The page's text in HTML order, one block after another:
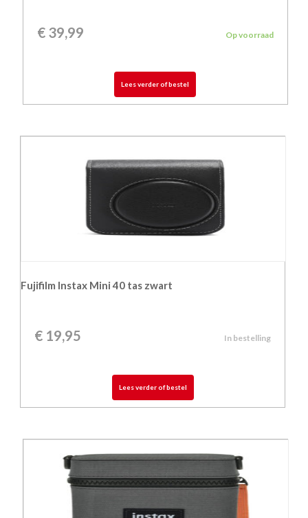
€39,99 Op voorraad
Lees verder of bestel
Fujifilm Instax Mini 40 tas zwart
€ 19,95 In bestelling
Lees verder of bestel